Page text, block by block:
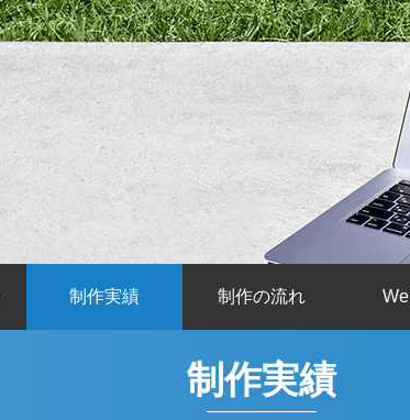
制作実績 制作の流れ
制作実績